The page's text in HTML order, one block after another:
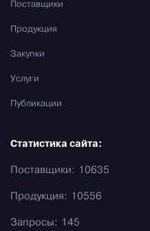
Поставщики
Продукция
Закупки
Услуги
Публикации
Статистика сайта:
Поставщики: 10635
Продукция: 10556
Запросы: 145